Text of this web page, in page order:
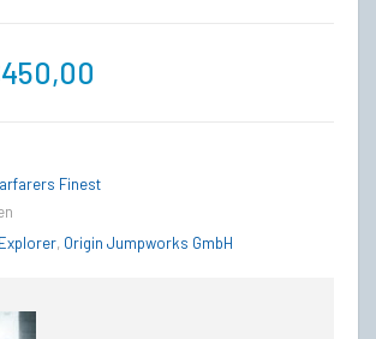
450,00
ist:
€450,00.
Finest
, Origin Jumpworks GmbH